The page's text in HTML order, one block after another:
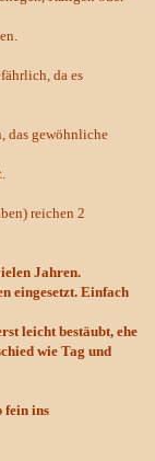
da es
das gewöhnliche
reichen 2
Jahren.
eingesetzt. Einfach
leicht bestäubt, ehe
wie Tag und
fein ins